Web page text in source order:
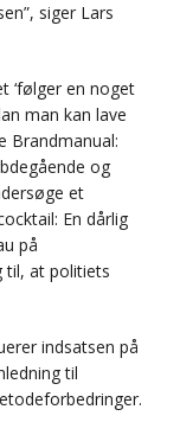
siger Lars
‘følger en noget
man kan lave
Brandmanual:
og
et
En dårlig
på
til, at politiets
indsatsen på
til